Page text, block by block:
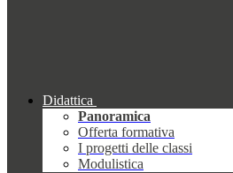
Didattica
Panoramica
Offerta formativa
I progetti delle classi
Modulistica